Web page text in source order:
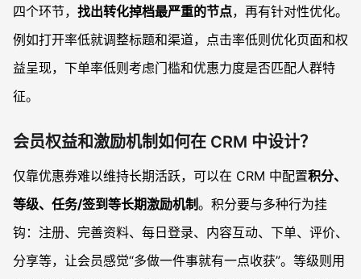
四个环节， 找出转化掉档最严重的节点，再有针对性优化。
例如打开率低就调整标题和渠道，点击率低则优化页面和权
益呈现，下单率低则考虑门槛和优惠力度是否匹配人群特
征。
会员权益和激励机制如何在 CRM 中设计？
仅靠优惠券难以维持长期活跃，可以在 CRM 中配置积分、
等级、任务/签到等长期激励机制。积分要与多种行为挂
钩：注册、完善资料、每日登录、内容互动、下单、评价、
分享等，让会员感觉“多做一件事就有一点收获”。等级则用